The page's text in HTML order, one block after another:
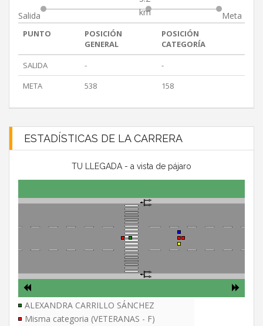
Salida
km
Meta
PUNTO
POSICIÓN
GENERAL
POSICIÓN
CATEGORÍA
SALIDA
-
-
META
538 158
ESTADÍSTICAS DE LA CARRERA
TU LLEGADA - a vista de pájaro
ALEXANDRA CARRILLO SÁNCHEZ
Misma categoria (VETERANAS - F)